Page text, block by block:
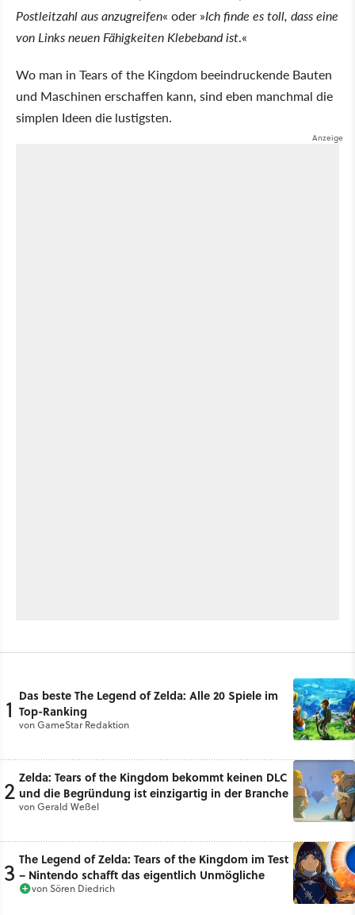
Postleitzahl aus anzugreifen oder Ich finde es toll, dass eine
von Links neuen Fähigkeiten Klebeband ist.
Wo man in Tears of the Kingdom beeindruckende Bauten
und Maschinen erschaffen kann, sind eben manchmal die
simplen Ideen die lustigsten.
1 Das beste The Legend of Zelda: Alle 20 Spiele im
Top-Ranking
vonGameStar Redaktion
2 Zelda: Tears of the Kingdom bekommt keinen DLC
und die Begründung ist einzigartig in der Branche
vonGerald Weßel
3 The Legend of Zelda: Tears of the Kingdom im Test
– Nintendo schafft das eigentlich Unmögliche
vonSören Diedrich